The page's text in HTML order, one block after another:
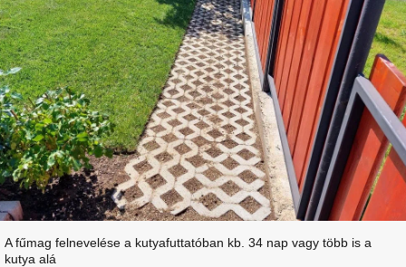
A fűmag felnevelése a kutyafuttatóban kb. 34 nap vagy több is a
kutya alá